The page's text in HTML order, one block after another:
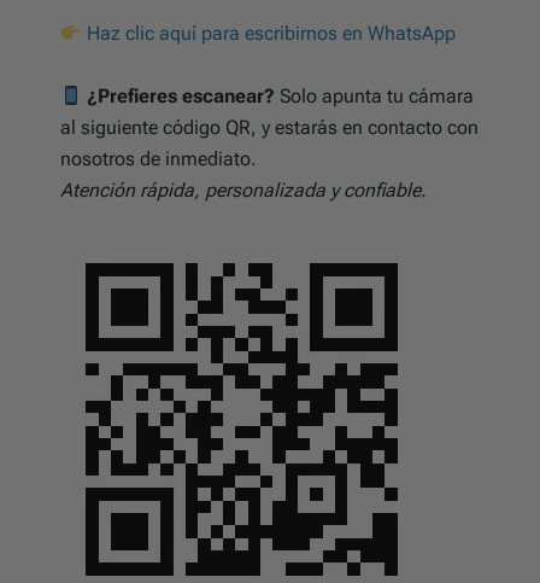
Haz clic aquí para escribirnos en WhatsApp
¿Prefieres escanear? Solo apunta tu cámara
al siguiente código QR, y estarás en contacto con
nosotros de inmediato.
Atención rápida, personalizada y confiable.